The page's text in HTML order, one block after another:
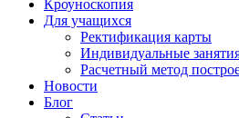
Кроуноскопия
Для учащихся
Ректификация карты
Индивидуальные
Расчетный метод
Новости
Блог